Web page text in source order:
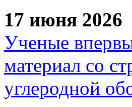
17 июня 2026
Ученые
материал со
углеродной